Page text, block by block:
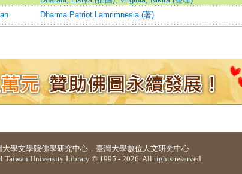
Dharma Patriot Lamrimnesia (著)
大學文學院佛學研究中心 ． 臺灣大學數位人文研究中心
Taiwan University Library © 1995 - 2026. All rights reserved